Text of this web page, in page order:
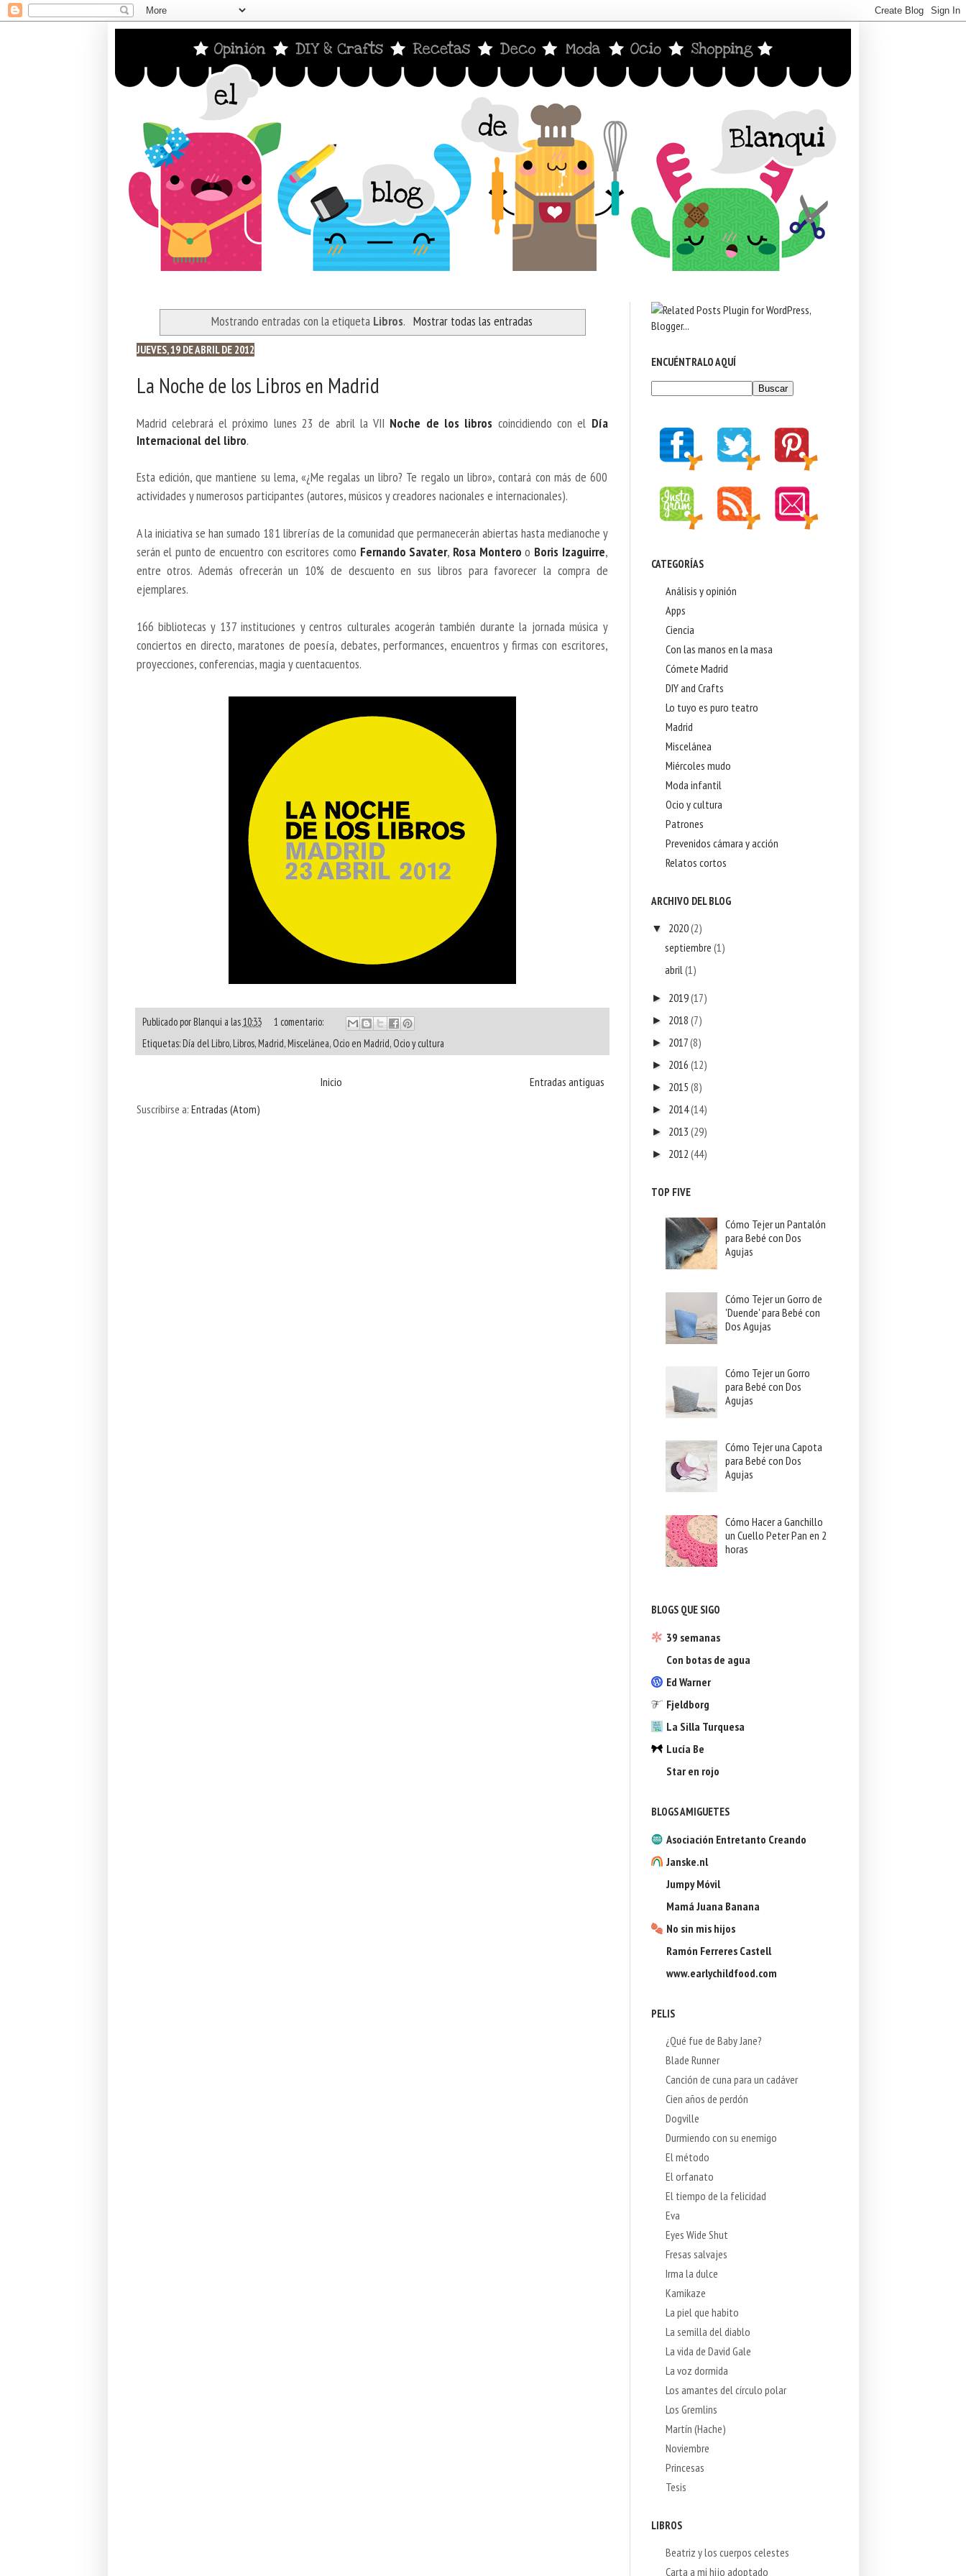
Mostrando entradas con la etiqueta Libros. Mostrar todas las entradas
JUEVES, 19 DE ABRIL DE 2012
La Noche de los Libros en Madrid
Madrid celebrará el próximo lunes 23 de abril la VII Noche de los libros coincidiendo con el Día
Internacional del libro.
Esta edición, que mantiene su lema, «¿Me regalas un libro? Te regalo un libro», contará con más de 600
actividades y numerosos participantes (autores, músicos y creadores nacionales e internacionales).
A la iniciativa se han sumado 181 librerías de la comunidad que permanecerán abiertas hasta medianoche y
serán el punto de encuentro con escritores como Fernando Savater, Rosa Montero o Boris Izaguirre,
entre otros. Además ofrecerán un 10% de descuento en sus libros para favorecer la compra de
ejemplares.
166 bibliotecas y 137 instituciones y centros culturales acogerán también durante la jornada música y
conciertos en directo, maratones de poesía, debates, performances, encuentros y firmas con escritores,
proyecciones, conferencias, magia y cuentacuentos.
Publicado por Blanqui a las10:33
1 comentario:
Etiquetas: Día del Libro, Libros, Madrid, Miscelánea, Ocio en Madrid, Ocio y cultura
Entradas antiguas
Inicio
Suscribirse a: Entradas (Atom)
ENCUÉNTRALO AQUÍ
CATEGORÍAS
Análisis y opinión
Apps
Ciencia
Con las manos en la masa
Cómete Madrid
DIY and Crafts
Lo tuyo es puro teatro
Madrid
Miscelánea
Miércoles mudo
Moda infantil
Ocio y cultura
Patrones
Prevenidos cámara y acción
Relatos cortos
ARCHIVO DEL BLOG
▼ 2020(2)
septiembre (1)
abril(1)
► 2019(17)
► 2018 (7)
► 2017(8)
► 2016 (12)
► 2015 (8)
► 2014(14)
► 2013 (29)
► 2012 (44)
TOP FIVE
Cómo Tejer un Pantalón
para Bebé con Dos
Agujas
Cómo Tejer un Gorro de
'Duende' para Bebé con
Dos Agujas
Cómo Tejer un Gorro
para Bebé con Dos
Agujas
Cómo Tejer una Capota
para Bebé con Dos
Agujas
Cómo Hacer a Ganchillo
un Cuello Peter Pan en 2
horas
BLOGS QUE SIGO
39 semanas
Con botas de agua
Ed Warner
Fjeldborg
La Silla Turquesa
Lucía Be
Star en rojo
BLOGS AMIGUETES
Asociación Entretanto Creando
Janske.nl
Jumpy Móvil
Mamá Juana Banana
No sin mis hijos
Ramón Ferreres Castell
www.earlychildfood.com
PELIS
¿Qué fue de Baby Jane?
Blade Runner
Canción de cuna para un cadáver
Cien años de perdón
Dogville
Durmiendo con su enemigo
El método
El orfanato
El tiempo de la felicidad
Eva
Eyes Wide Shut
Fresas salvajes
Irma la dulce
Kamikaze
La piel que habito
La semilla del diablo
La vida de David Gale
La voz dormida
Los amantes del círculo polar
Los Gremlins
Martín (Hache)
Noviembre
Princesas
Tesis
LIBROS
Beatriz y los cuerpos celestes
Carta a mi hijo adoptado